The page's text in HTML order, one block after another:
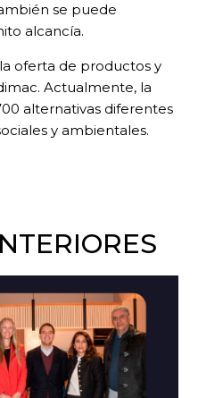
se puede
alcancía.
oferta de productos y
Actualmente, la
alternativas diferentes
y ambientales.